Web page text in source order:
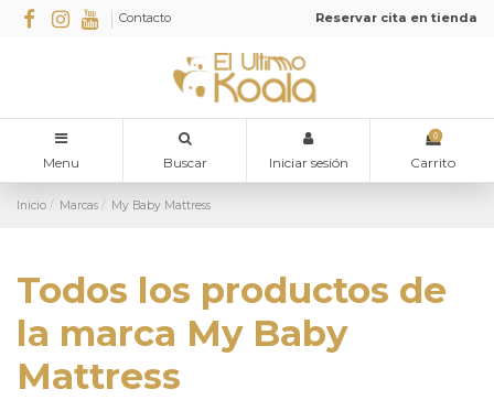
Contacto Reservar cita en tienda
Menu Buscar Iniciar sesión
0
Carrito
Inicio Marcas My Baby Mattress
Todos los productos de
la marca My Baby
Mattress